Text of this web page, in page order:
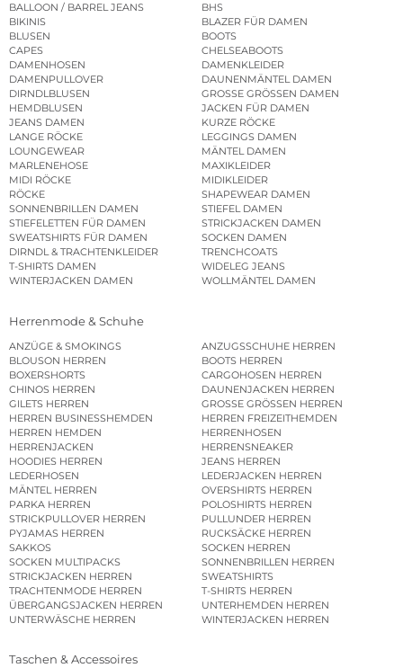
BALLOON / BARREL JEANS
BHS
BIKINIS
BLAZER FÜR DAMEN
BLUSEN
BOOTS
CAPES
CHELSEABOOTS
DAMENHOSEN
DAMENKLEIDER
DAMENPULLOVER
DAUNENMÄNTEL DAMEN
DIRNDLBLUSEN
GROSSE GRÖSSEN DAMEN
HEMDBLUSEN
JACKEN FÜR DAMEN
JEANS DAMEN
KURZE RÖCKE
LANGE RÖCKE
LEGGINGS DAMEN
LOUNGEWEAR
MÄNTEL DAMEN
MARLENEHOSE
MAXIKLEIDER
MIDI RÖCKE
MIDIKLEIDER
RÖCKE
SHAPEWEAR DAMEN
SONNENBRILLEN DAMEN
STIEFEL DAMEN
STIEFELETTEN FÜR DAMEN
STRICKJACKEN DAMEN
SWEATSHIRTS FÜR DAMEN
SOCKEN DAMEN
DIRNDL & TRACHTENKLEIDER
TRENCHCOATS
T-SHIRTS DAMEN
WIDELEG JEANS
WINTERJACKEN DAMEN
WOLLMÄNTEL DAMEN
Herrenmode & Schuhe
ANZÜGE & SMOKINGS
ANZUGSSCHUHE HERREN
BLOUSON HERREN
BOOTS HERREN
BOXERSHORTS
CARGOHOSEN HERREN
CHINOS HERREN
DAUNENJACKEN HERREN
GILETS HERREN
GROSSE GRÖSSEN HERREN
HERREN BUSINESSHEMDEN
HERREN FREIZEITHEMDEN
HERREN HEMDEN
HERRENHOSEN
HERRENJACKEN
HERRENSNEAKER
HOODIES HERREN
JEANS HERREN
LEDERHOSEN
LEDERJACKEN HERREN
MÄNTEL HERREN
OVERSHIRTS HERREN
PARKA HERREN
POLOSHIRTS HERREN
STRICKPULLOVER HERREN
PULLUNDER HERREN
PYJAMAS HERREN
RUCKSÄCKE HERREN
SAKKOS
SOCKEN HERREN
SOCKEN MULTIPACKS
SONNENBRILLEN HERREN
STRICKJACKEN HERREN
SWEATSHIRTS
TRACHTENMODE HERREN
T-SHIRTS HERREN
ÜBERGANGSJACKEN HERREN
UNTERHEMDEN HERREN
UNTERWÄSCHE HERREN
WINTERJACKEN HERREN
Taschen & Accessoires